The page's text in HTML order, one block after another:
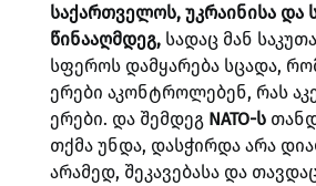
საქართველოს, უკრაინისა და
წინააღმდეგ, სადაც მან
სფეროს დამყარება სცადა,
ერები აკონტროლებენ, რას
ერები. და შემდეგ NATO-ს
თქმა უნდა, დასჭირდა არა
არამედ, შეკავებასა და